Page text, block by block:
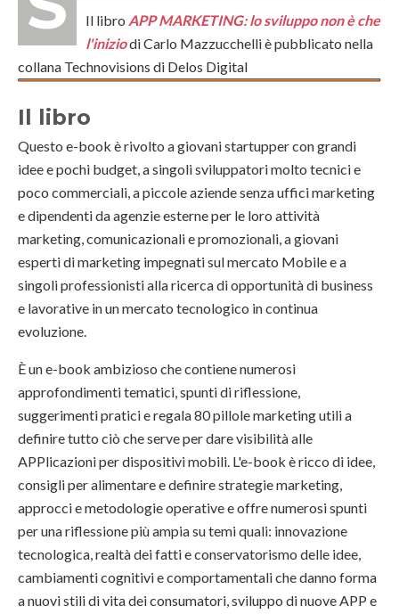
Il libro APP MARKETING: lo sviluppo non è che
l'iniziodi Carlo Mazzucchelli è pubblicato nella
collana Technovisions di Delos Digital
Il libro
Questo e-book è rivolto a giovani startupper con grandi
idee e pochi budget, a singoli sviluppatori molto tecnici e
poco commerciali, a piccole aziende senza uffici marketing
e dipendenti da agenzie esterne per le loro attività
marketing, comunicazionali e promozionali, a giovani
esperti di marketing impegnati sul mercato Mobile e a
singoli professionisti alla ricerca di opportunità di business
e lavorative in un mercato tecnologico in continua
evoluzione.
È un e-book ambizioso che contiene numerosi
approfondimenti tematici, spunti di riflessione,
suggerimenti pratici e regala 80 pillole marketing utili a
definire tutto ciò che serve per dare visibilità alle
APPlicazioni per dispositivi mobili. L'e-book è ricco di idee,
consigli per alimentare e definire strategie marketing,
approcci e metodologie operative e offre numerosi spunti
per una riflessione più ampia su temi quali: innovazione
tecnologica, realtà dei fatti e conservatorismo delle idee,
cambiamenti cognitivi e comportamentali che danno forma
a nuovi stili di vita dei consumatori, sviluppo di nuove APP e